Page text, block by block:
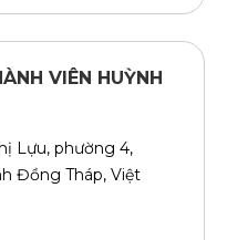
VIÊN HUỲNH
Lựu, phường 4,
Đồng Tháp, Việt